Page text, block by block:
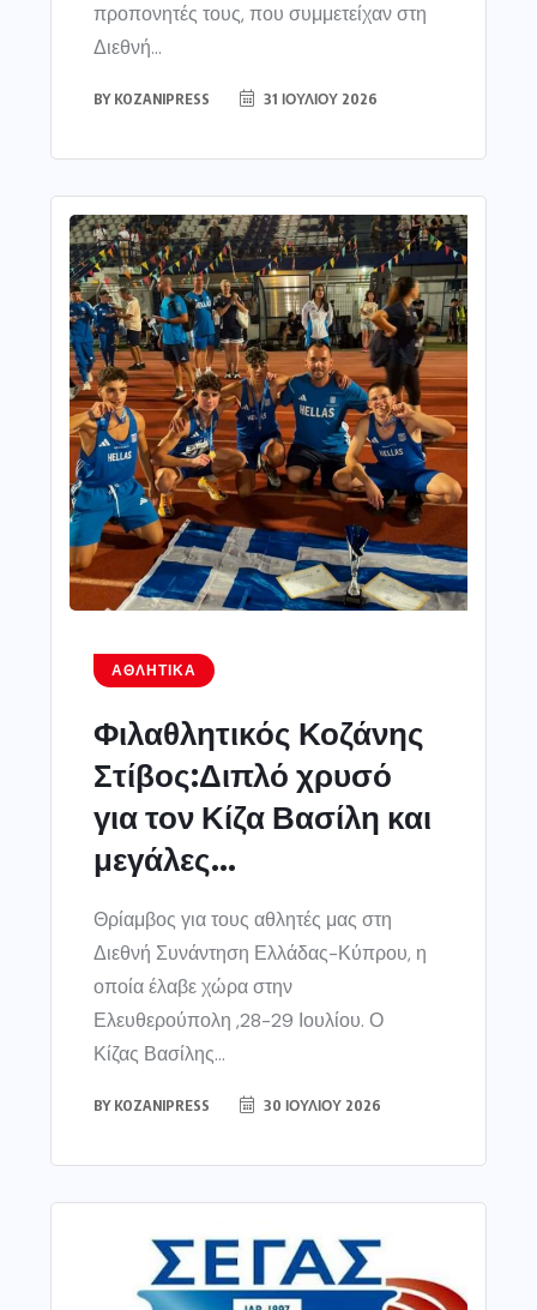
προπονητές τους, που συμμετείχαν στη
Διεθνή...
BY KOZANIPRESS 31 ΙΟΥΛΊΟΥ 2026
ΑΘΛΗΤΙΚΆ
Φιλαθλητικός Κοζάνης
Στίβος:Διπλό χρυσό
για τον Κίζα Βασίλη και
μεγάλες...
Θρίαμβος για τους αθλητές μας στη
Διεθνή Συνάντηση Ελλάδας-Κύπρου, η
οποία έλαβε χώρα στην
Ελευθερούπολη ,28-29 Ιουλίου. Ο
Κίζας Βασίλης...
BY KOZANIPRESS 30 ΙΟΥΛΊΟΥ 2026